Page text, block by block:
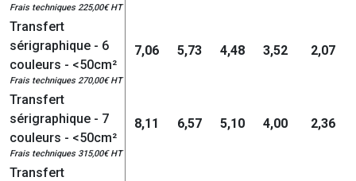
Frais techniques 225,00€ HT
Transfert
sérigraphique - 6
couleurs - <50cm²
Frais techniques 270,00€ HT
7,06 5,73 4,48 3,52 2,07
Transfert
sérigraphique - 7
couleurs - <50cm²
Frais techniques 315,00€ HT
8,11 6,57 5,10 4,00 2,36
Transfert